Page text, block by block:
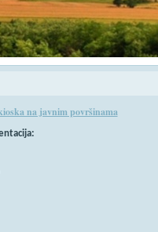
na javnim površinama